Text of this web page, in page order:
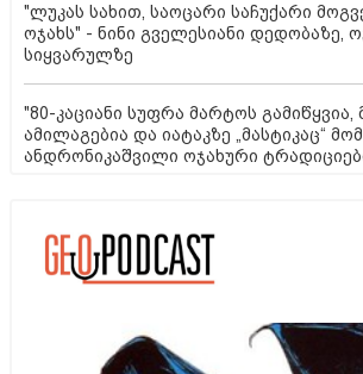
"ლუკას სახით, საოცარი საჩუქარი
ოჯახს" - ნინი გველესიანი დედობაზე,
სიყვარულზე
"80-კაციანი სუფრა მარტოს გამიწყვია,
ამილაგებია და იატაკზე „მასტიკაც“
ანდრონიკაშვილი ოჯახური